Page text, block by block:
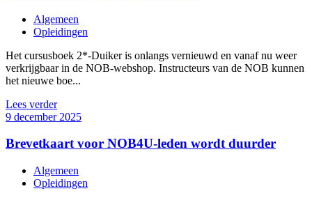
Algemeen
Opleidingen
Het cursusboek 2*-Duiker is onlangs vernieuwd en vanaf nu weer
verkrijgbaar in de NOB-webshop. Instructeurs van de NOB kunnen
het nieuwe boe...
Lees verder
9 december 2025
Brevetkaart voor NOB4U-leden wordt duurder
Algemeen
Opleidingen